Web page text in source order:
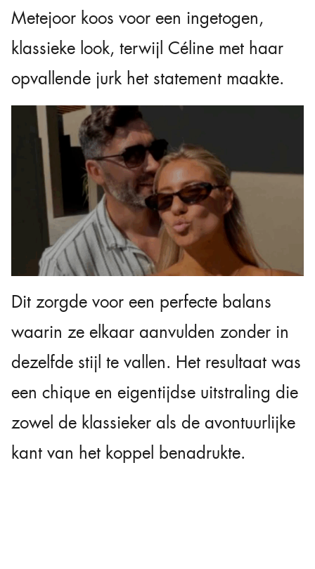
Metejoor koos voor een ingetogen,
klassieke look, terwijl Céline met haar
opvallende jurk het statement maakte.
Dit zorgde voor een perfecte balans
waarin ze elkaar aanvulden zonder in
dezelfde stijl te vallen. Het resultaat was
een chique en eigentijdse uitstraling die
zowel de klassieker als de avontuurlijke
kant van het koppel benadrukte.